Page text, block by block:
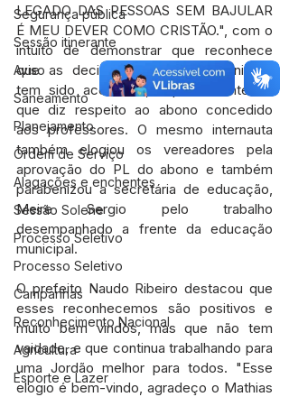
Segurança pública
Sessão itinerante
Aviso
Saneamento
Planejamento
Ordem de Serviço
Alagações e enchentes
Sessão Solene
Processo Seletivo
Processo Seletivo
Campanhas
Reconhecimento Nacional
Agricultura
Esporte e Lazer
LEGADO DAS PESSOAS SEM BAJULAR
É MEU DEVER COMO CRISTÃO.", com o
intuito de demonstrar que reconhece
que as decisões da gestão municipal
tem sido acertadas, especialmente no
que diz respeito ao abono concedido
aos professores. O mesmo internauta
também elogiou os vereadores pela
aprovação do PL do abono e também
parabenizou a secretária de educação,
Meire Sergio pelo trabalho
desempanhado a frente da educação
municipal.
O prefeito Naudo Ribeiro destacou que
esses reconhecemos são positivos e
muito bem vindos, mas que não tem
vaidade, e que continua trabalhando para
uma Jordão melhor para todos. "Esse
elogio é bem-vindo, agradeço o Mathias